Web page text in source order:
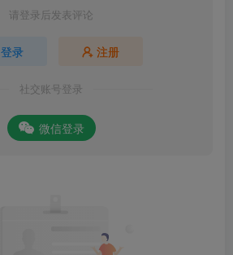
请登录后发表评论
登录 注册
社交账号登录
微信登录